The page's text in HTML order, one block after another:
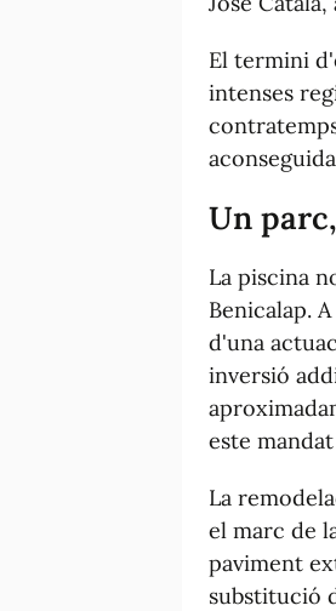
El termini
intenses
Un
La piscina
Benicalap.
d'una
inversió
este
La
el marc de
paviment
substitució